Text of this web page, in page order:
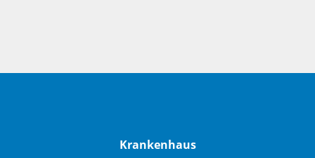
Krankenhaus